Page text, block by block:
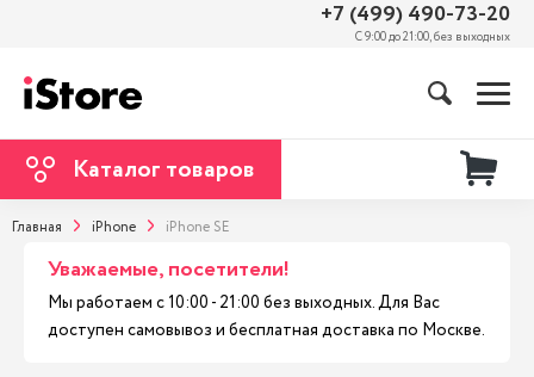
+7 (499) 490-73-20
С 9:00 до 21:00, без выходных
Каталог товаров
Главная iPhone iPhone SE
Уважаемые, посетители!
Мы работаем с 10:00 - 21:00 без выходных. Для Вас
доступен самовывоз и бесплатная доставка по Москве.